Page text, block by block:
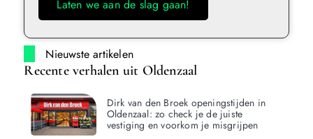
Laten we aan de slag gaan!
Nieuwste artikelen
Recente verhalen uit Oldenzaal
Dirk van den Broek openingstijden in
Oldenzaal: zo check je de juiste
vestiging en voorkom je misgrijpen